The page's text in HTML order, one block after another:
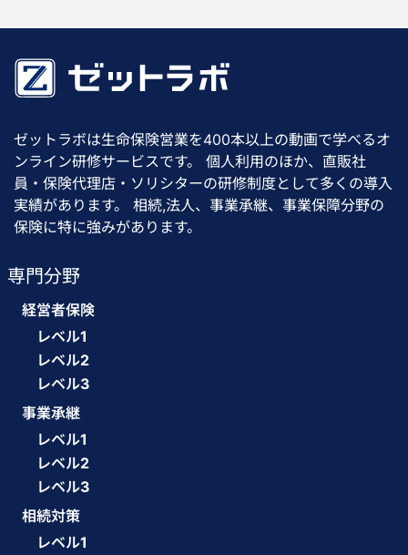
ゼットラボは生命保険営業を400本以上の動画で学べるオ
ンライン研修サービスです。 個人利用のほか、直販社
員・保険代理店・ソリシターの研修制度として多くの導入
実績があります。 相続,法人、事業承継、事業保障分野の
保険に特に強みがあります。
専門分野
経営者保険
レベル1
レベル2
レベル3
事業承継
レベル1
レベル2
レベル3
相続対策
レベル1